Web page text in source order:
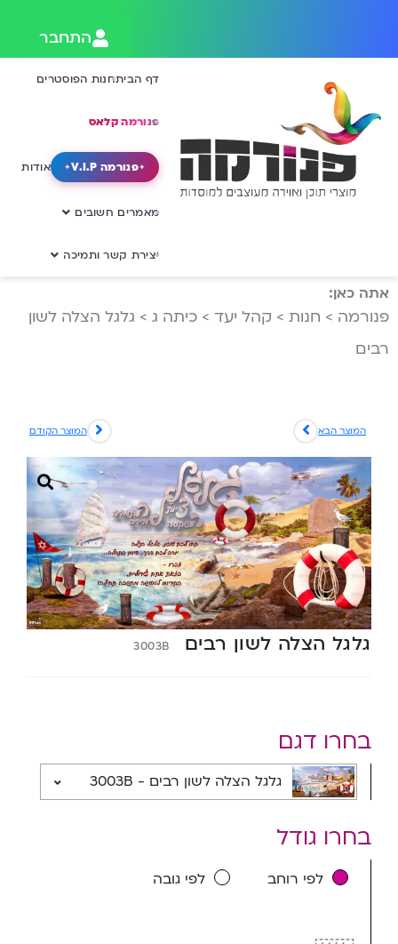
התחבר
דף הביתחנות הפוסטרים
פנורמה קלאס
פנורמה V.I.P אודות
מאמרים חשובים
יצירת קשר ותמיכה
אתה כאן:
פנורמה > חנות > קהל יעד > כיתה ג > גלגל הצלה לשון
רבים
המוצר הקודם המוצר הבא
גלגל הצלה לשון רבים 3003B
בחרו דגם
גלגל הצלה לשון רבים - 3003B
בחרו גודל
לפי רוחב לפי גובה